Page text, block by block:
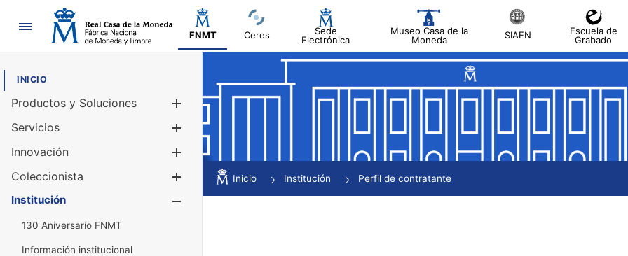
Navegación
FNMT Ceres
Sede
Electrónica
Museo Casa de la
Moneda
SIAEN
Escuela de
Grabado
INICIO
Productos y Soluciones
Mostrar/Ocultar
Servicios
Innovación
Coleccionista
Mostrar/Ocultar
Institución
130 Aniversario FNMT
Información institucional
Inicio Institución Perfil de contratante